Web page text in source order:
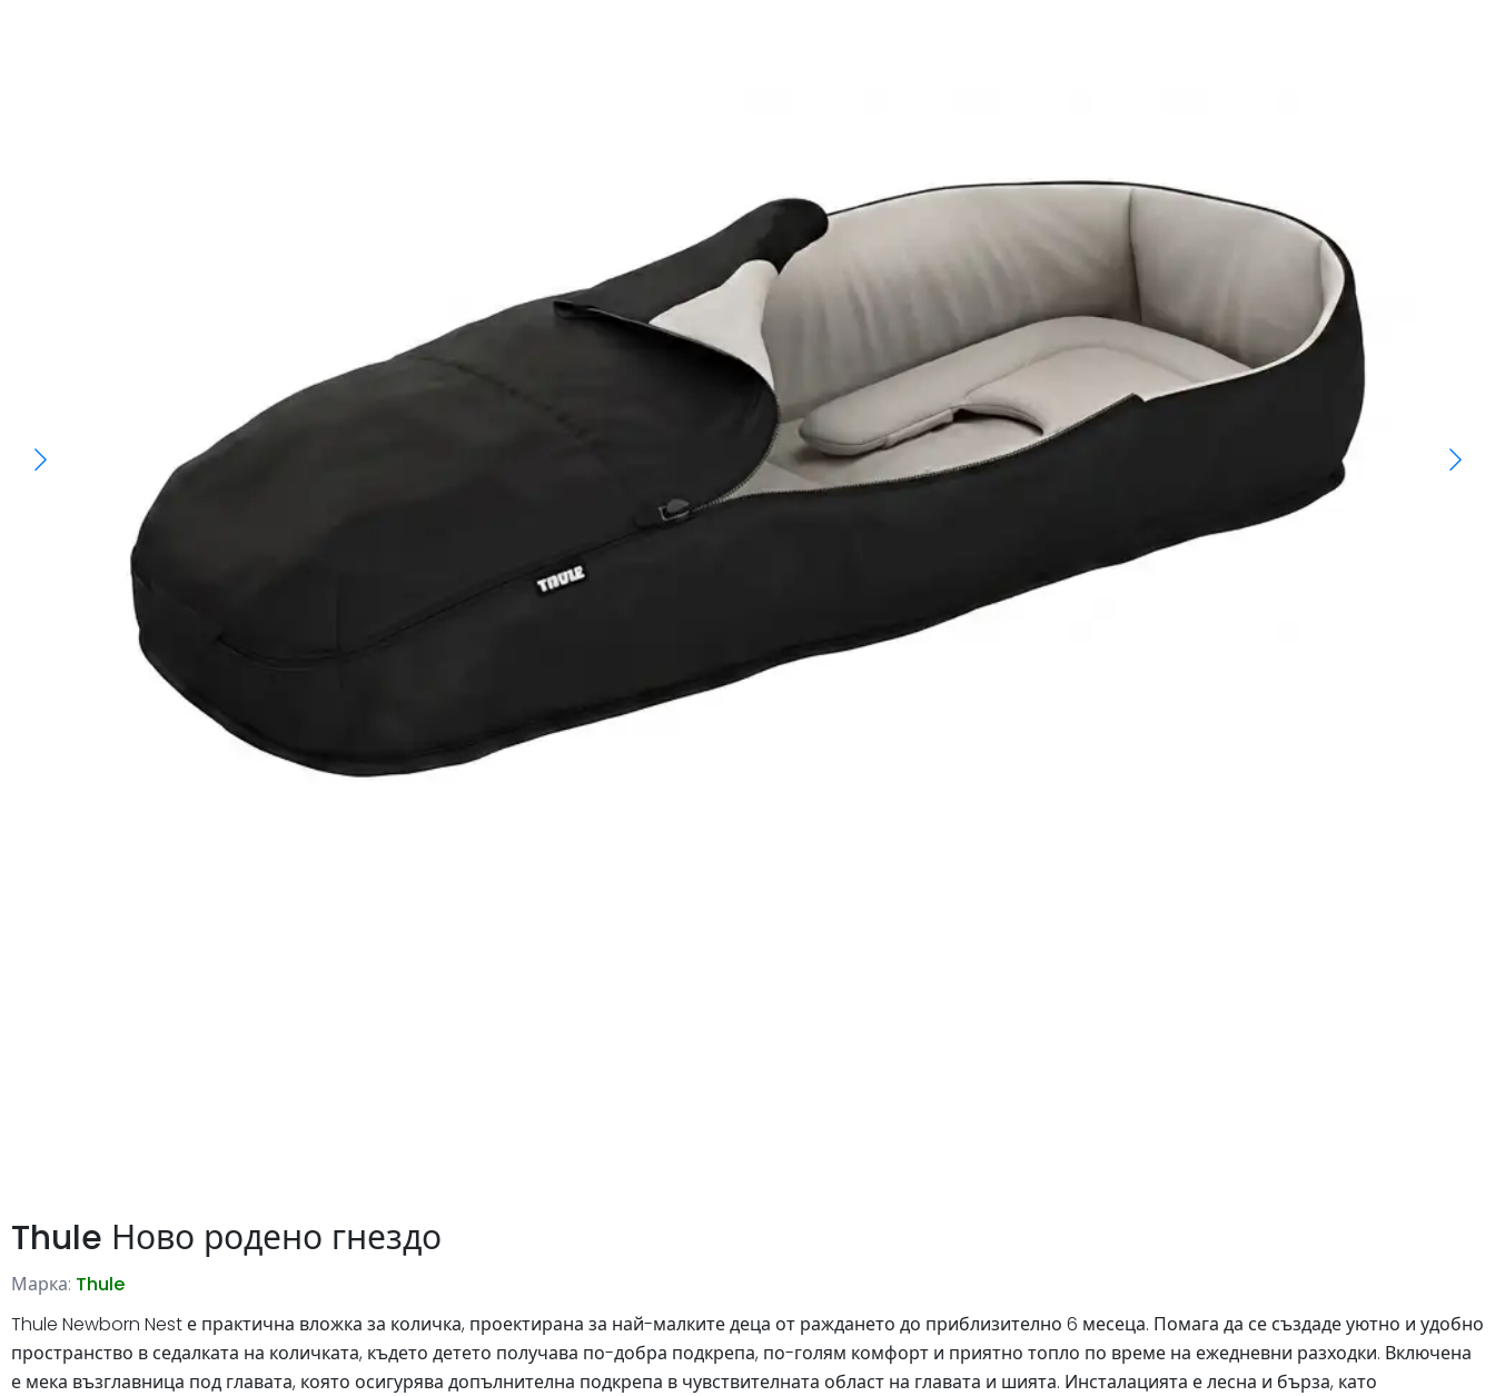
Thule Ново родено гнездо
Марка: Thule
Thule Newborn Nest е практична вложка за количка, проектирана за най-малките деца от раждането до приблизително 6 месеца. Помага да се създаде уютно и удобно
пространство в седалката на количката, където детето получава по-добра подкрепа, по-голям комфорт и приятно топло по време на ежедневни разходки. Включена
е мека възглавница под главата, която осигурява допълнителна подкрепа в чувствителната област на главата и шията. Инсталацията е лесна и бърза, като